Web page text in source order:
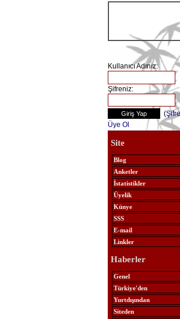
Kullanıcı Adınız:
Şifreniz:
(
Üye Ol
Site
Blog
Anketler
İstatistikler
Üyelik
Künye
SSS
E-mail
Linkler
Haberler
Genel
Türkiye'den
Yurtdışından
Siteden